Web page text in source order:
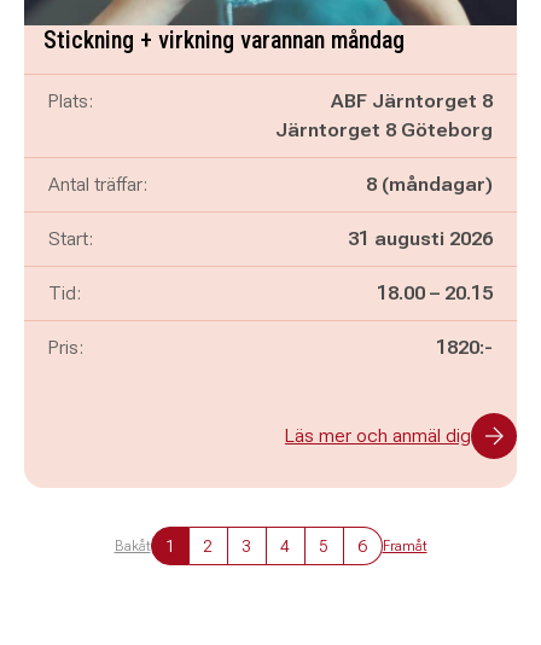
Stickning + virkning varannan måndag
Plats:
ABF Järntorget 8
Järntorget 8 Göteborg
Antal träffar: 8 (måndagar)
Start: 31 augusti 2026
Tid: Pågår mellan
18.00 – och
20.15
Pris: 1820:-
Läs mer och anmäl dig
Bakåt 1 2 3 4 5 6 Framåt